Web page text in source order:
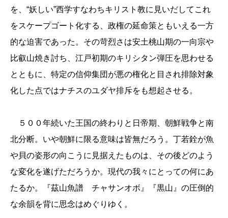
を、“妖しい”西学すなわちキリスト教に見いだしてこれ
をスケープゴート化する、政権の延命策ともいえる一方
的な迫害であった。その苛烈さは安土桃山期の一向宗や
比叡山焼き討ち、江戸初期のキリシタン弾圧を思わせる
とともに、特定の信仰集団が悪の権化と目され排除対象
化した点ではナチスのユダヤ排斥をも想起させる。
５００年続いた王国の終わりと日帝期、朝鮮戦争と南
北分断。いや朝鮮に限る意味は皆無だろう。丁若銓が魚
や貝の姿形の向こうに見据えたものは、その後どのよう
な変化を遂げただろうか。現代の我々にとっての何にあ
たるか。『茲山魚譜 チャサンオボ』『黒山』の圧倒的
な余韻を背に思念はめぐりゆく。